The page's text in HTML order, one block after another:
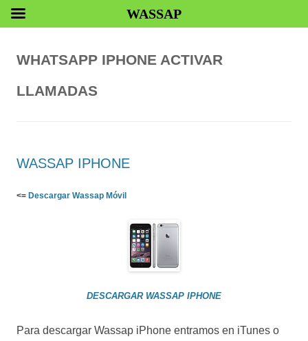
WHATSAPP IPHONE ACTIVAR
LLAMADAS
WASSAP IPHONE
<= Descargar Wassap Móvil
DESCARGAR WASSAP IPHONE
Para descargar Wassap iPhone entramos en iTunes o
WASSAP